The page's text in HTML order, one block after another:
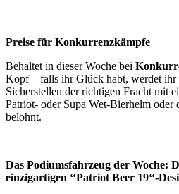
Preise für Konkurrenzkämpfe
Behaltet in dieser Woche bei
Kopf – falls ihr Glück habt, werdet
Sicherstellen der richtigen Fracht mit
Patriot- oder Supa Wet-Bierhelm oder
belohnt.
Das Podiumsfahrzeug der Woche:
einzigartigen ‘‘Patriot Beer 19‘‘-